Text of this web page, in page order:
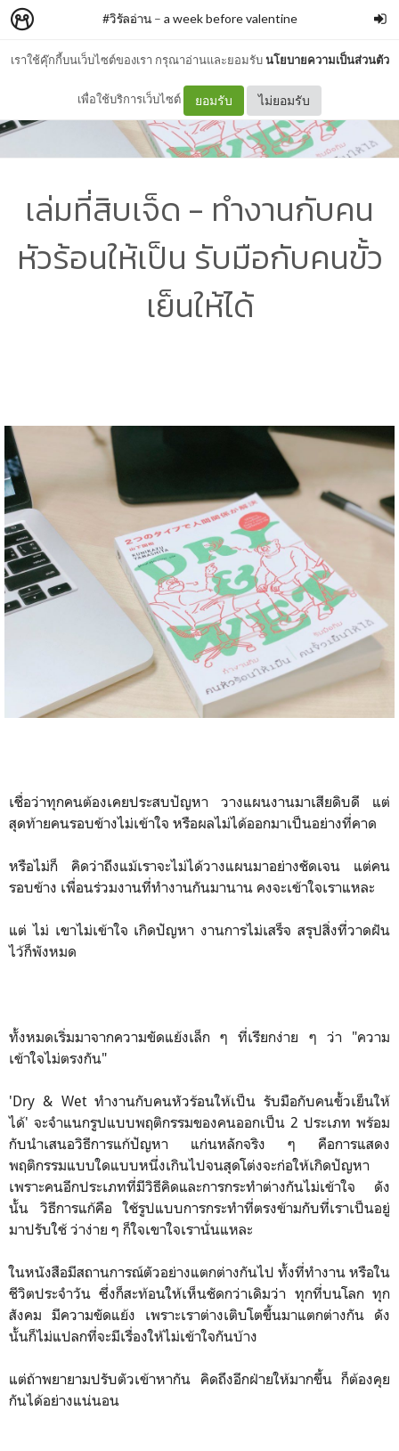
เราใช้คุ๊กกี้บนเว็บไซต์ของเรา กรุณาอ่านและยอมรับนโยบายความเป็นส่วนตัว
เพื่อใช้บริการเว็บไซต์ ยอมรับ ไม่ยอมรับ
#วิรัลอ่าน– a week before valentine
เล่มที่สิบเจ็ด - ทำงานกับคน
หัวร้อนให้เป็น รับมือกับคนขั้ว
เย็นให้ได้
เชื่อว่าทุกคนต้องเคยประสบปัญหา วางแผนงานมาเสียดิบดี แต่
สุดท้ายคนรอบข้างไม่เข้าใจ หรือผลไม่ได้ออกมาเป็นอย่างที่คาด
หรือไม่ก็ คิดว่าถึงแม้เราจะไม่ได้วางแผนมาอย่างชัดเจน แต่คน
รอบข้าง เพื่อนร่วมงานที่ทำงานกันมานาน คงจะเข้าใจเราแหละ
แต่ ไม่ เขาไม่เข้าใจ เกิดปัญหา งานการไม่เสร็จ สรุปสิ่งที่วาดฝัน
ไว้ก็พังหมด
ทั้งหมดเริ่มมาจากความขัดแย้งเล็ก ๆ ที่เรียกง่าย ๆ ว่า "ความ
เข้าใจไม่ตรงกัน"
'Dry & Wet ทำงานกับคนหัวร้อนให้เป็น รับมือกับคนขั้วเย็นให้
ได้' จะจำแนกรูปแบบพฤติกรรมของคนออกเป็น 2 ประเภท พร้อม
กับนำเสนอวิธีการแก้ปัญหา แก่นหลักจริง ๆ คือการแสดง
พฤติกรรมแบบใดแบบหนึ่งเกินไปจนสุดโต่งจะก่อให้เกิดปัญหา
เพราะคนอีกประเภทที่มีวิธีคิดและการกระทำต่างกันไม่เข้าใจ ดัง
นั้น วิธีการแก้คือ ใช้รูปแบบการกระทำที่ตรงข้ามกับที่เราเป็นอยู่
มาปรับใช้ ว่าง่าย ๆ ก็ใจเขาใจเรานั่นแหละ
ในหนังสือมีสถานการณ์ตัวอย่างแตกต่างกันไป ทั้งที่ทำงาน หรือใน
ชีวิตประจำวัน ซึ่งก็สะท้อนให้เห็นชัดกว่าเดิมว่า ทุกที่บนโลก ทุก
สังคม มีความขัดแย้ง เพราะเราต่างเติบโตขึ้นมาแตกต่างกัน ดัง
นั้นก็ไม่แปลกที่จะมีเรื่องให้ไม่เข้าใจกันบ้าง
แต่ถ้าพยายามปรับตัวเข้าหากัน คิดถึงอีกฝ่ายให้มากขึ้น ก็ต้องคุย
กันได้อย่างแน่นอน